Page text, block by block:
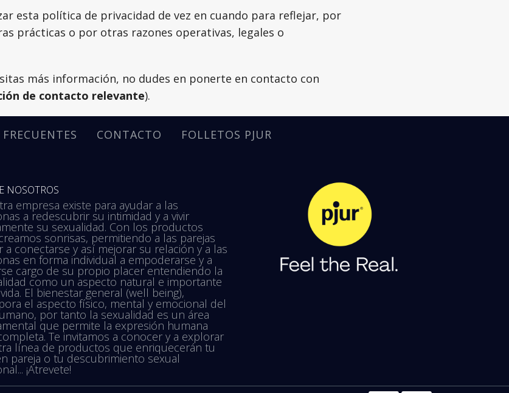
esta política de privacidad de vez en cuando para reflejar, por
prácticas o por otras razones operativas, legales o
más información, no dudes en ponerte en contacto con
de contacto relevante).
CONTACTO FOLLETOS PJUR
NOSOTROS
empresa existe para ayudar a las
a redescubrir su intimidad y a vivir
su sexualidad. Con los productos
sonrisas, permitiendo a las parejas
a conectarse y así mejorar su relación y a las
en forma individual a empoderarse y a
cargo de su propio placer entendiendo la
como un aspecto natural e importante
El bienestar general (well being),
el aspecto físico, mental y emocional del
por tanto la sexualidad es un área
que permite la expresión humana
Te invitamos a conocer y a explorar
línea de productos que enriquecerán tu
pareja o tu descubrimiento sexual
¡Atrevete!